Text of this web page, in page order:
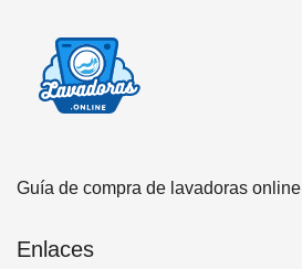
Guía de compra de lavadoras online
Enlaces